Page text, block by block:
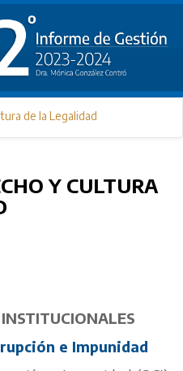
de la Legalidad
Y CULTURA
e Impunidad